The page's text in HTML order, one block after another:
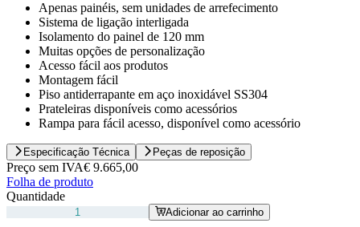
Apenas painéis, sem unidades de arrefecimento
Sistema de ligação interligada
Isolamento do painel de 120 mm
Muitas opções de personalização
Acesso fácil aos produtos
Montagem fácil
Piso antiderrapante em aço inoxidável SS304
Prateleiras disponíveis como acessórios
Rampa para fácil acesso, disponível como acessório
Especificação Técnica Peças de reposição
Preço sem IVA€ 9.665,00
Folha de produto
Quantidade
Adicionar ao carrinho